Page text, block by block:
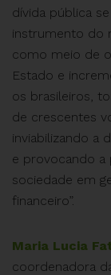
dívida pública
instrumento do
como meio de
Estado e
os brasileiros,
de crescentes
inviabilizando a
e provocando a
sociedade em
financeiro”.
Maria Lucia
coordenadora